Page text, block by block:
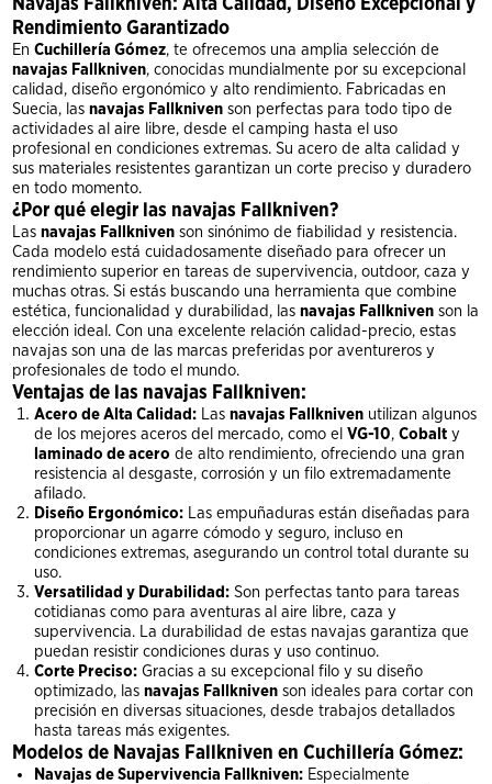
Navajas Fallkniven: Alta Calidad, Diseño Excepcional y
Rendimiento Garantizado
EnCuchillería Gómez, te ofrecemos una amplia selección de
navajas Fallkniven, conocidas mundialmente por su excepcional
calidad, diseño ergonómico y alto rendimiento. Fabricadas en
Suecia, lasnavajas Fallkniven son perfectas para todo tipo de
actividades al aire libre, desde el camping hasta el uso
profesional en condiciones extremas. Su acero de alta calidad y
sus materiales resistentes garantizan un corte preciso y duradero
en todo momento.
¿Por qué elegir las navajas Fallkniven?
Lasnavajas Fallkniven son sinónimo de fiabilidad y resistencia.
Cada modelo está cuidadosamente diseñado para ofrecer un
rendimiento superior en tareas de supervivencia, outdoor, caza y
muchas otras. Si estás buscando una herramienta que combine
estética, funcionalidad y durabilidad, lasnavajas Fallkniven son la
elección ideal. Con una excelente relación calidad-precio, estas
navajas son una de las marcas preferidas por aventureros y
profesionales de todo el mundo.
Ventajas de las navajas Fallkniven:
Acero de Alta Calidad: Lasnavajas Fallkniven utilizan algunos
de los mejores aceros del mercado, como elVG-10,Cobalt y
laminado de acero de alto rendimiento, ofreciendo una gran
resistencia al desgaste, corrosión y un filo extremadamente
afilado.
Diseño Ergonómico: Las empuñaduras están diseñadas para
proporcionar un agarre cómodo y seguro, incluso en
condiciones extremas, asegurando un control total durante su
uso.
Versatilidad y Durabilidad: Son perfectas tanto para tareas
cotidianas como para aventuras al aire libre, caza y
supervivencia. La durabilidad de estas navajas garantiza que
puedan resistir condiciones duras y uso continuo.
Corte Preciso: Gracias a su excepcional filo y su diseño
optimizado, lasnavajas Fallkniven son ideales para cortar con
precisión en diversas situaciones, desde trabajos detallados
hasta tareas más exigentes.
Modelos de Navajas Fallkniven en Cuchillería Gómez:
Navajas de Supervivencia Fallkniven: Especialmente